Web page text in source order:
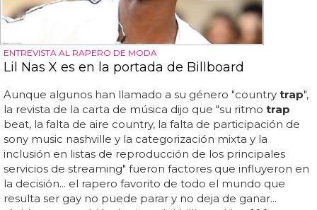
ENTREVISTA AL RAPERO DE MODA
Lil Nas X es en la portada de Billboard
Aunque algunos han llamado a su género "country trap",
la revista de la carta de música dijo que "su ritmo trap
beat, la falta de aire country, la falta de participación de
sony music nashville y la categorización mixta y la
inclusión en listas de reproducción de los principales
servicios de streaming" fueron factores que influyeron en
la decisión... el rapero favorito de todo el mundo que
resulta ser gay no puede parar y no deja de ganar...